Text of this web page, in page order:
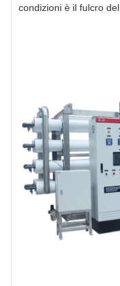
condizioni è il fulcro